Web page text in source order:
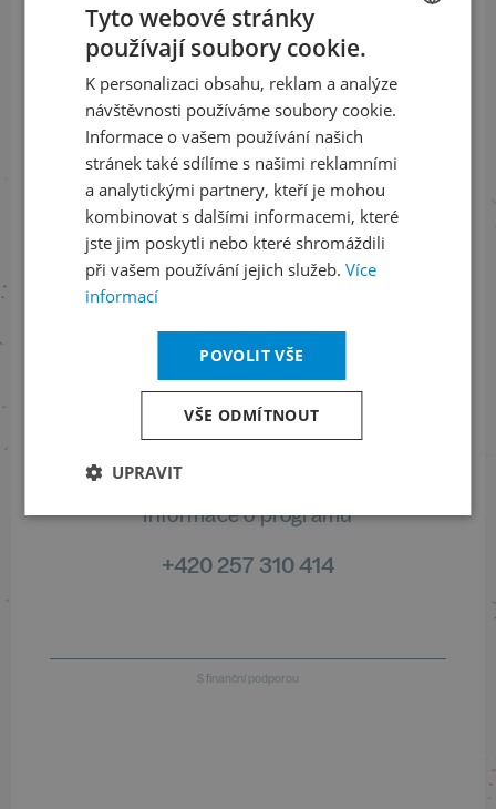
Přihlaste se k našemu newsletteru
a buďte jako první v obraze
ODEBÍRAT NEWSLETTER
Sledujte nás na sociálních sítích
LinkedIn
flickr
+420 461 049 232
Informace o programu
+420 257 310 414
S finanční podporou
ENGLISH
Tyto webové stránky
používají soubory cookie.
K personalizaci obsahu, reklam a analýze
návštěvnosti používáme soubory cookie.
Informace o vašem používání našich
stránek také sdílíme s našimi reklamními
a analytickými partnery, kteří je mohou
kombinovat s dalšími informacemi, které
jste jim poskytli nebo které shromáždili
při vašem používání jejich služeb. Více
informací
POVOLIT VŠE
VŠE ODMÍTNOUT
UPRAVIT